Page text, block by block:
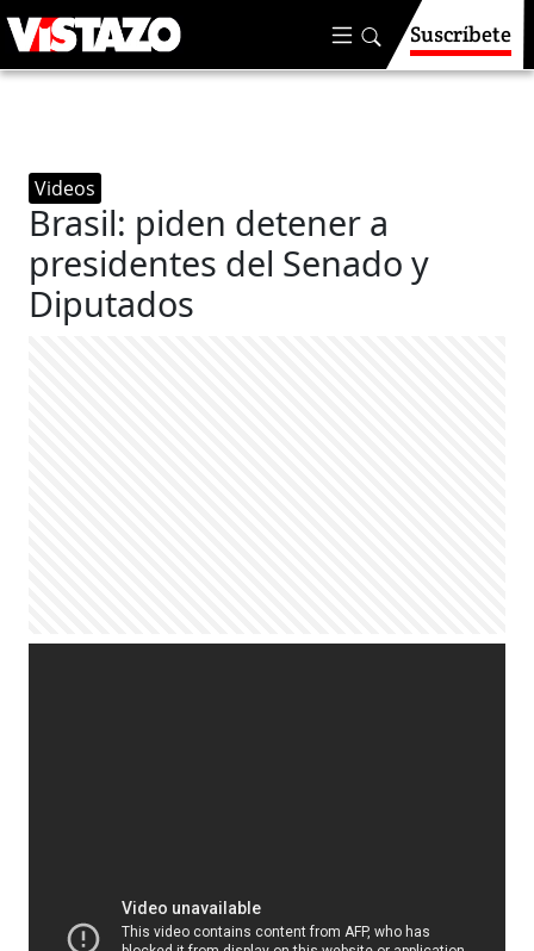
Suscríbete
Videos
Brasil: piden detener a
presidentes del Senado y
Diputados